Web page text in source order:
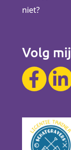
niet?
Volg mij